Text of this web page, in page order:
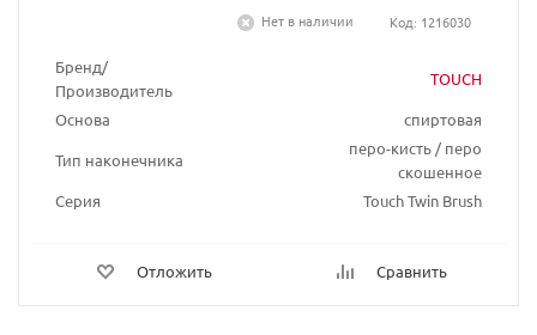
Бренд/
Производитель
TOUCH
Основа
спиртовая
Тип наконечника
перо-кисть / перо
скошенное
Серия
Touch Twin Brush
Отложить Сравнить
Нет в наличии
Код: 1216030